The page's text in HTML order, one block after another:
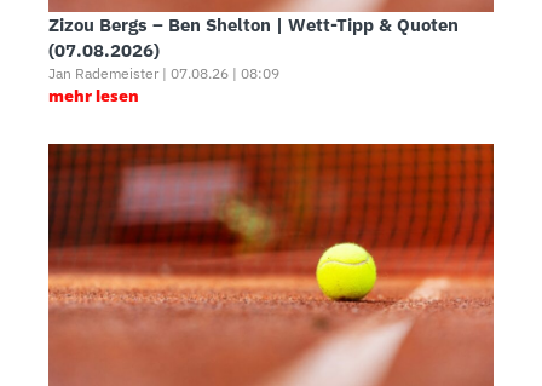
Zizou Bergs – Ben Shelton | Wett-Tipp & Quoten
(07.08.2026)
Jan Rademeister | 07.08.26 | 08:09
mehr lesen